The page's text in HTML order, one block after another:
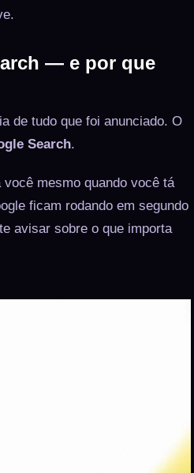
— e por que
de tudo que foi anunciado. O
Search.
mesmo quando você tá
ficam rodando em segundo
avisar sobre o que importa